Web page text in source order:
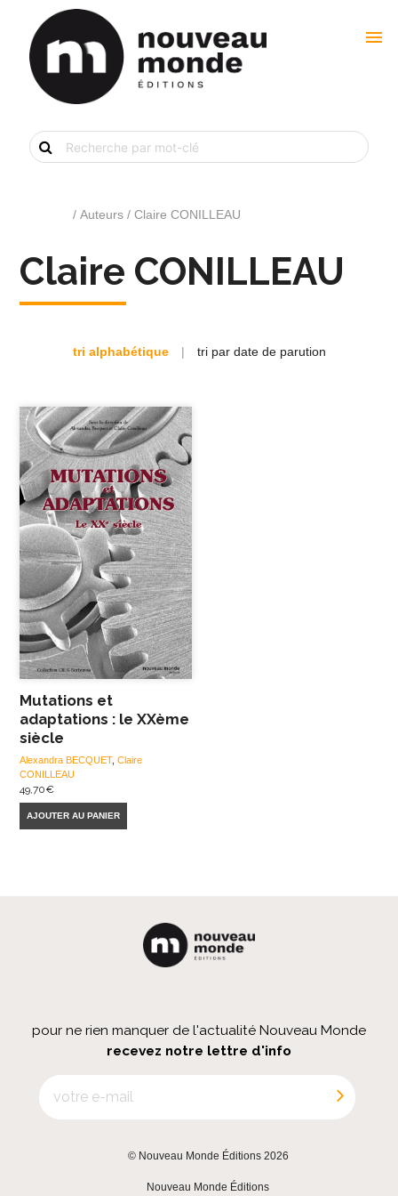
menu
Recherche
de
livre
/ Auteurs / Claire CONILLEAU
Claire CONILLEAU
tri alphabétique | tri par date de parution
Mutations et
adaptations : le XXème
siècle
Alexandra BECQUET,Claire
CONILLEAU
49,70€
AJOUTER AU PANIER
pour ne rien manquer de l'actualité Nouveau Monde
recevez notre lettre d'info
© Nouveau Monde Éditions 2026
Nouveau Monde Éditions